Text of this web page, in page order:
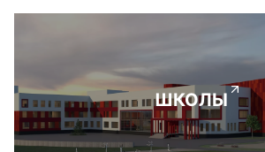
ШКОЛЫ